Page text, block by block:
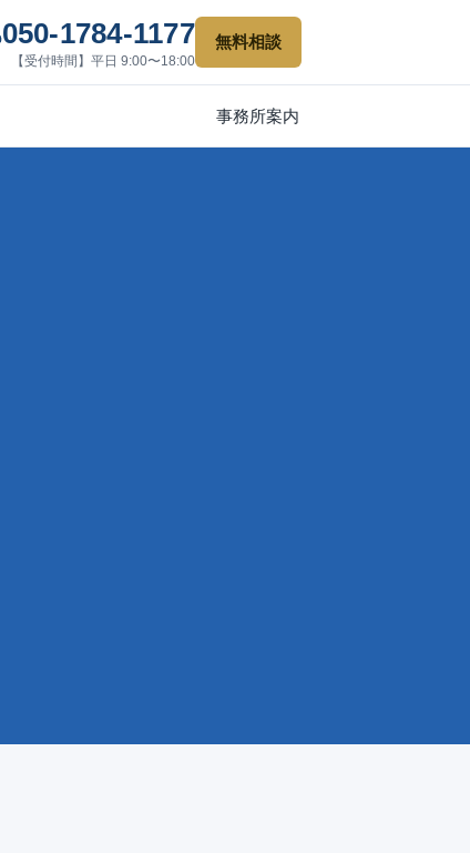
050-1784-1177
【受付時間】平日 9:00〜18:00
無料相談
事務所案内